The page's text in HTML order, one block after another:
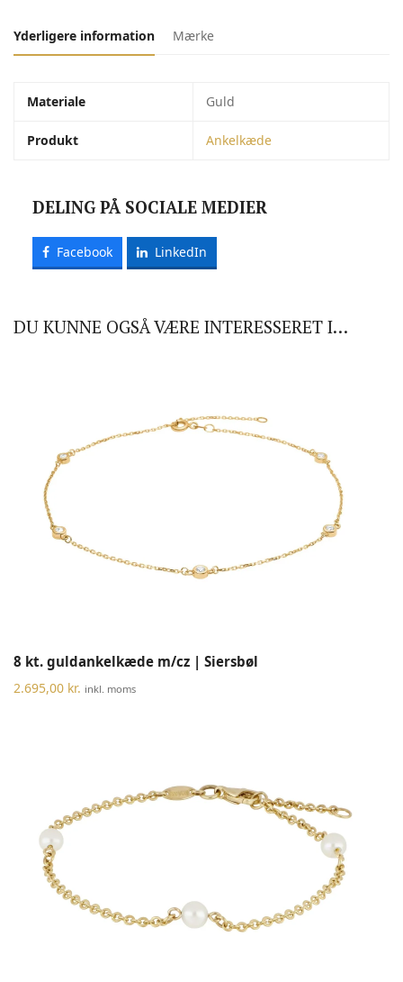
Yderligere information Mærke
Materiale Guld
Produkt Ankelkæde
DELING PÅ SOCIALE MEDIER
Facebook LinkedIn
DU KUNNE OGSÅ VÆRE INTERESSERET I…
8 kt. guldankelkæde m/cz | Siersbøl
2.695,00 kr. inkl. moms